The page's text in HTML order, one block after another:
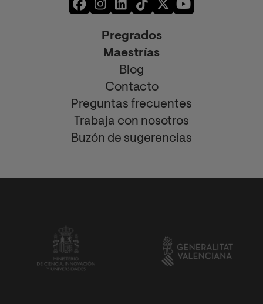
Pregrados
Maestrías
Blog
Contacto
Preguntas frecuentes
Trabaja con nosotros
Buzón de sugerencias